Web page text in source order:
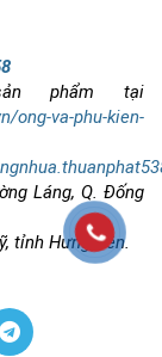
phẩm tại
ong-va-phu-kien-
Láng, Q. Đống
tỉnh Hưng Yên.